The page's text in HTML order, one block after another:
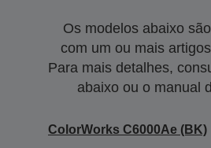
Os modelos abaixo
com um ou mais
Para mais detalhes,
abaixo ou o manual
ColorWorks C6000Ae (BK)